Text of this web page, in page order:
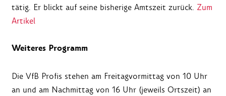
tätig. Er blickt auf seine bisherige Amtszeit zurück. Zum
Artikel
Weiteres Programm
Die VfB Profis stehen am Freitagvormittag von 10 Uhr
an und am Nachmittag von 16 Uhr (jeweils Ortszeit) an